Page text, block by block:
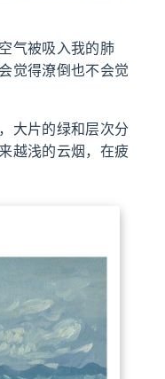
气被吸入我的肺
觉得潦倒也不会觉
大片的绿和层次分
越浅的云烟，在疲